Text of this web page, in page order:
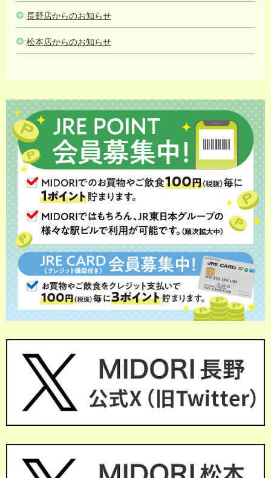
長野店からのお知らせ
松本店からのお知らせ